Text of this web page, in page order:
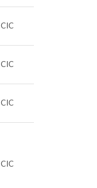
CIC
CIC
CIC
CIC